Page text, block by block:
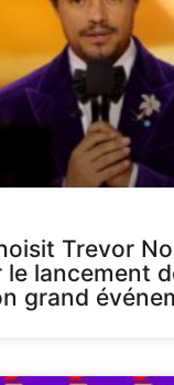
Trevor
lancement
grand